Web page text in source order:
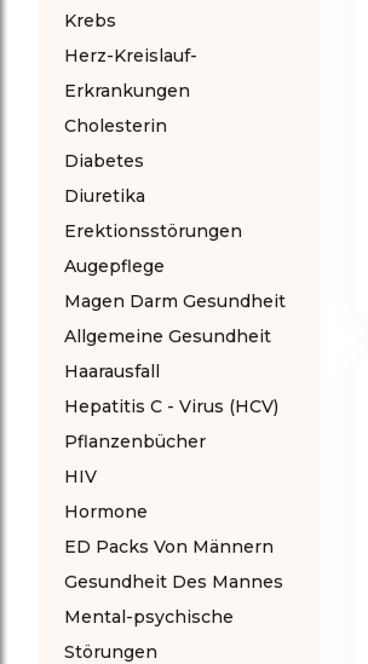
Krebs
Herz-Kreislauf-
Erkrankungen
Cholesterin
Diabetes
Diuretika
Erektionsstörungen
Augepflege
Magen Darm Gesundheit
Allgemeine Gesundheit
Haarausfall
Hepatitis C - Virus (HCV)
Pflanzenbücher
HIV
Hormone
ED Packs Von Männern
Gesundheit Des Mannes
Mental-psychische
Störungen